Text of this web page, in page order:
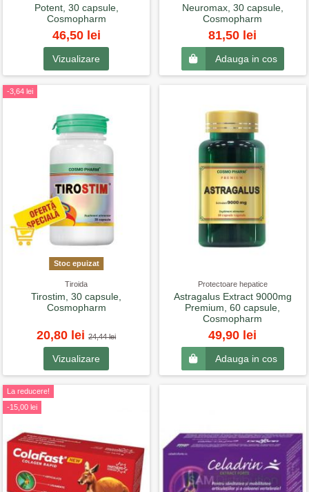
Potent, 30 capsule,
Cosmopharm
46,50 lei
Vizualizare
Neuromax, 30 capsule,
Cosmopharm
81,50 lei
Adauga in cos
-3,64 lei
Stoc epuizat
Tiroida
Tirostim, 30 capsule,
Cosmopharm
20,80 lei24,44 lei
Vizualizare
Protectoare hepatice
Astragalus Extract 9000mg
Premium, 60 capsule,
Cosmopharm
49,90 lei
Adauga in cos
La reducere!
-15,00 lei